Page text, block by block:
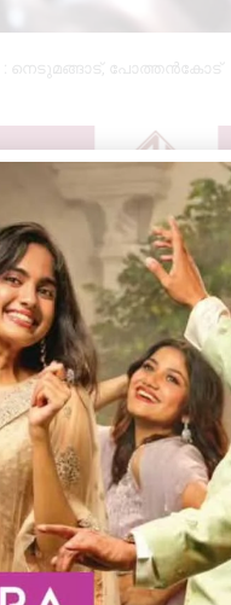
നെടുമങ്ങാട് പോത്തൻകോട്
കല്ലിക്കോട്ടു
പൊലീസ്
മുഖത്തിനു
Next
WhatsApp Print